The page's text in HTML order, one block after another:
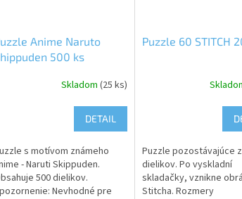
Anime Naruto
500 ks
Skladom (25 ks)
DETAIL
s motívom známeho
- Naruti Skippuden.
500 dielikov.
Nevhodné pre
Puzzle 60 STITCH
Puzzle pozostávajúce
dielikov. Po vyskladní
skladačky, vznikne
Stitcha. Rozmery